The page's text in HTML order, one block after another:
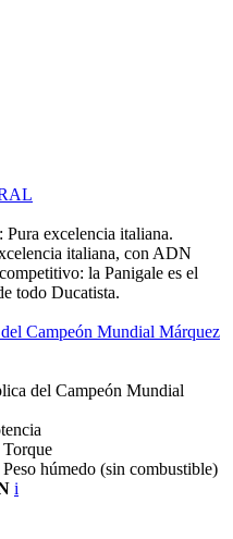
Pura excelencia italiana.
italiana, con ADN
la Panigale es el
todo Ducatista.
Campeón Mundial Márquez
del Campeón Mundial
Torque
Peso húmedo (sin combustible)
i